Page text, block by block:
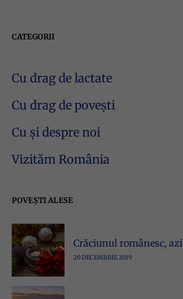
CATEGORII
Cu drag de lactate
Cu drag de povești
Cu și despre noi
Vizităm România
POVEȘTI ALESE
Crăciunul românesc, azi
20 DECEMBRIE 2019